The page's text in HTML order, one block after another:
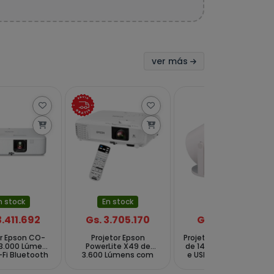
ver más
stock
Epson CO-
Lúmens
Bluetooth
En stock
Gs. 3.705.170
Projetor Epson
PowerLite X49 de
3.600 Lúmens com
Gs. 205.435
Projetor BAK BK-GY300
de 140 ANSI com HDMI
e USB Bivolt - Branco